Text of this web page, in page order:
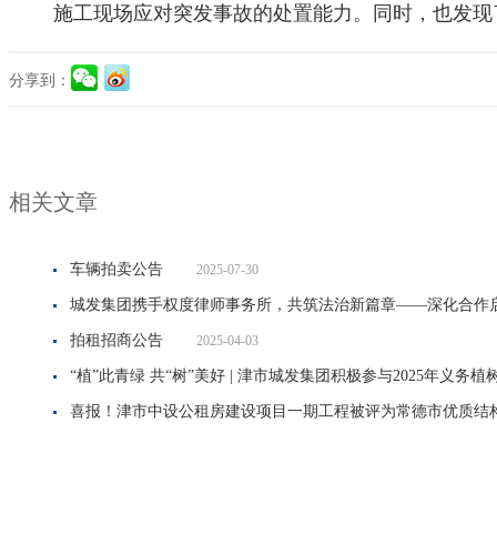
施工现场应对突发事故的处置能力。同时，也发
分享到：
相关文章
车辆拍卖公告 2025-07-30
城发集团携手权度律师事务所，共筑法治新篇章——深化合作
拍租招商公告 2025-04-03
“植”此青绿 共“树”美好 | 津市城发集团积极参与2025年义务植
喜报！津市中设公租房建设项目一期工程被评为常德市优质结